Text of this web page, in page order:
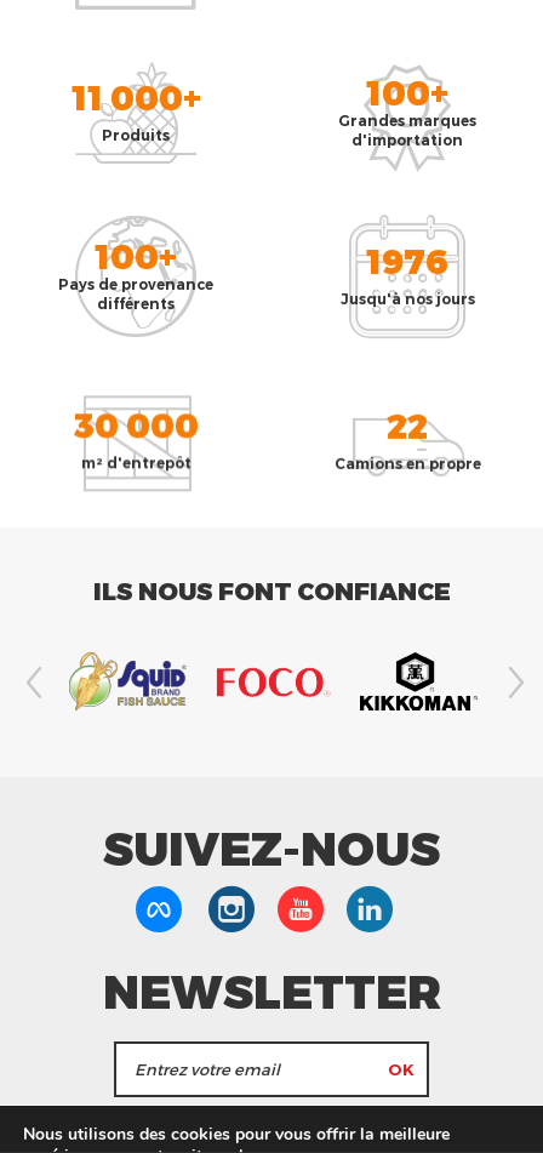
11 000+
Produits
100+
Grandes marques
d'importation
100+
Pays de provenance
différents
1976
Jusqu'à nos jours
30 000
m² d'entrepôt
22
Camions en propre
ILS NOUS FONT CONFIANCE
SUIVEZ-NOUS
NEWSLETTER
J'accepte de recevoir les actualités et les
Nous utilisons des cookies pour vous offrir la meilleure